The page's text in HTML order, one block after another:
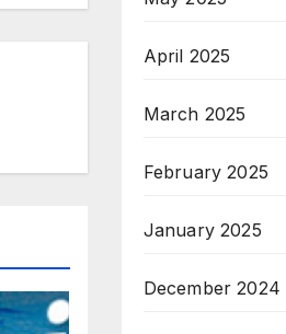
April 2025
March 2025
February 2025
January 2025
December 2024